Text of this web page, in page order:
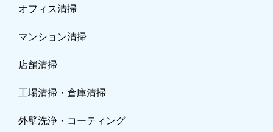
オフィス清掃
マンション清掃
店舗清掃
工場清掃・倉庫清掃
外壁洗浄・コーティング